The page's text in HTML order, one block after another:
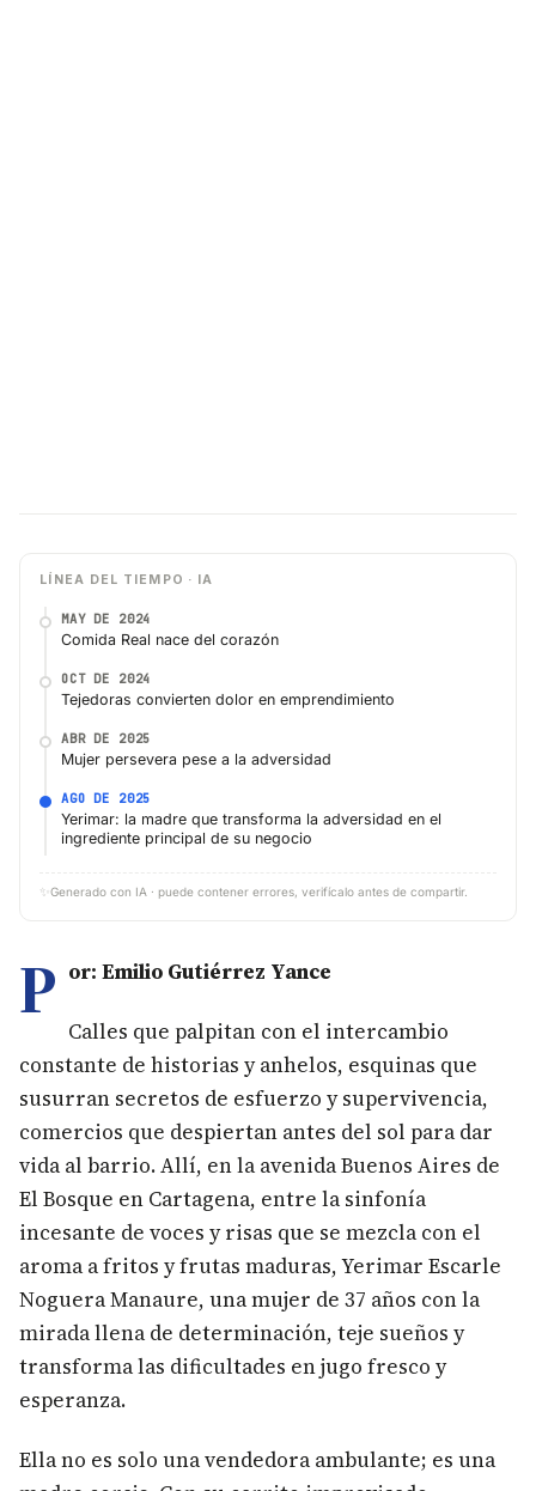
LÍNEA DEL TIEMPO · IA
MAY DE 2024
Comida Real nace del corazón
OCT DE 2024
Tejedoras convierten dolor en emprendimiento
ABR DE 2025
Mujer persevera pese a la adversidad
AGO DE 2025
Yerimar: la madre que transforma la adversidad en el
ingrediente principal de su negocio
✨ Generado con IA · puede contener errores, verifícalo antes de compartir.
P or: Emilio Gutiérrez Yance
Calles que palpitan con el intercambio
constante de historias y anhelos, esquinas que
susurran secretos de esfuerzo y supervivencia,
comercios que despiertan antes del sol para dar
vida al barrio. Allí, en la avenida Buenos Aires de
El Bosque en Cartagena, entre la sinfonía
incesante de voces y risas que se mezcla con el
aroma a fritos y frutas maduras, Yerimar Escarle
Noguera Manaure, una mujer de 37 años con la
mirada llena de determinación, teje sueños y
transforma las dificultades en jugo fresco y
esperanza.
Ella no es solo una vendedora ambulante; es una